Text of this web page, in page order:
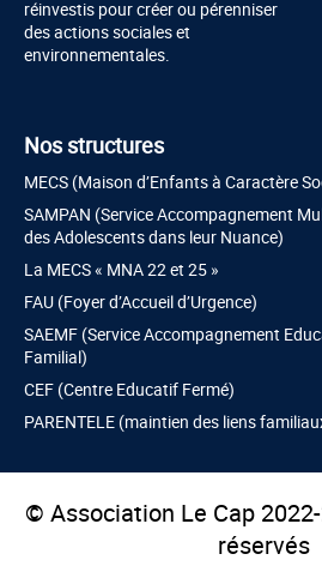
réinvestis pour créer ou pérenniser
des actions sociales et
environnementales.
Nos structures
MECS (Maison d’Enfants à Caractère
SAMPAN (Service Accompagnement
des Adolescents dans leur Nuance)
La MECS « MNA 22 et 25 »
FAU (Foyer d’Accueil d’Urgence)
SAEMF (Service Accompagnement
Familial)
CEF (Centre Educatif Fermé)
PARENTELE (maintien des liens
© Association Le Cap
réservés